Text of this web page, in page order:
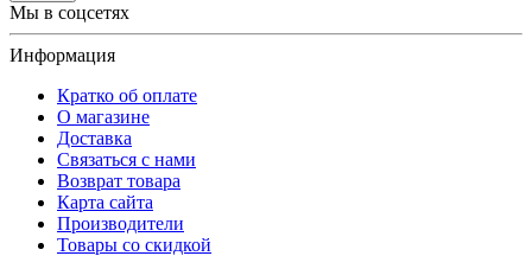
Мы в соцсетях
Информация
Кратко об оплате
О магазине
Доставка
Связаться с нами
Возврат товара
Карта сайта
Производители
Товары со скидкой